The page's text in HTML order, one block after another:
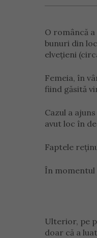
O româncă
bunuri din
elvețieni
Femeia, în
fiind găsită
Cazul a
avut loc în
Faptele
În momentul
Ulterior, pe
doar că a